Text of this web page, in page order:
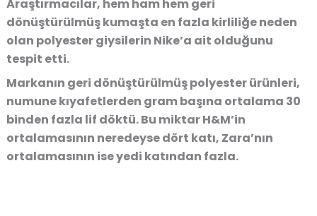
Araştırmacılar, hem ham hem geri
dönüştürülmüş kumaşta en fazla kirliliğe neden
olan polyester giysilerin Nike’a ait olduğunu
tespit etti.
Markanın geri dönüştürülmüş polyester ürünleri,
numune kıyafetlerden gram başına ortalama 30
binden fazla lif döktü. Bu miktar H&M’in
ortalamasının neredeyse dört katı, Zara’nın
ortalamasının ise yedi katından fazla.